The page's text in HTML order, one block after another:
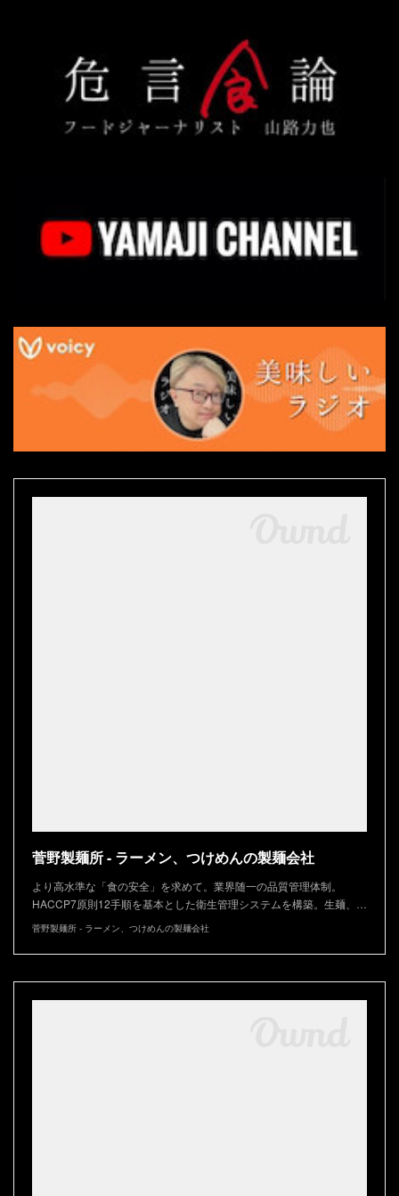
菅野製麺所 - ラーメン、つけめんの製麺会社
より高水準な「食の安全」を求めて。業界随一の品質管理体制。
HACCP7原則12手順を基本とした衛生管理システムを構築。生麺、…
菅野製麺所 - ラーメン、つけめんの製麺会社